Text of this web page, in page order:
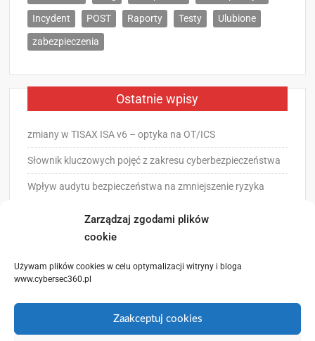
Zarządzaj zgodami plików
cookie
Używam plików cookies w celu optymalizacji witryny i bloga
www.cybersec360.pl
Zaakceptuj cookies
Incydent POST Raporty Testy Ulubione
zabezpieczenia
Ostatnie wpisy
zmiany w TISAX ISA v6 – optyka na OT/ICS
Słownik kluczowych pojęć z zakresu cyberbezpieczeństwa
Wpływ audytu bezpieczeństwa na zmniejszenie ryzyka
strona główna
Polityka
Prywatności
Polityka Cookies